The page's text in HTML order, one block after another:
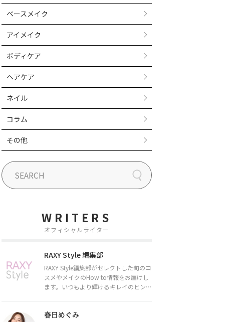
ベースメイク
アイメイク
ボディケア
ヘアケア
ネイル
コラム
その他
WRITERS
オフィシャルライター
RAXY Style 編集部
RAXY Style編集部がセレクトした旬のコ
スメやメイクのHow to情報をお届けし
ます。いつもより輝けるキレイのヒント
春日めぐみ